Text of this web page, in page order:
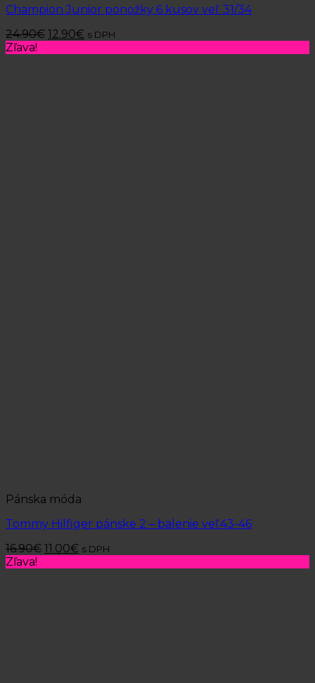
Champion Junior ponožky 6 kusov veľ. 31/34
24.90€ 12.90€ s DPH
Zľava!
Pánska móda
Tommy Hilfiger pánske 2 – balenie veľ.43-46
16.90€ 11.00€ s DPH
Zľava!